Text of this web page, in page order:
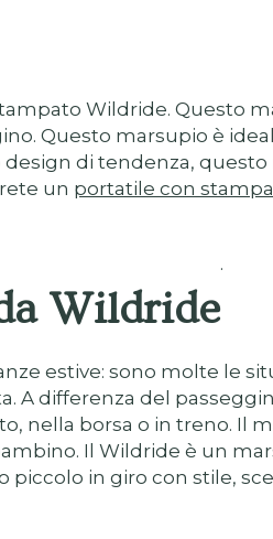
Wildride. Questo
Questo marsupio è
di tendenza,
un portatile con
Wildride
.
estive: sono molte le
A differenza del
nella borsa o in treno. Il
Il Wildride è un
piccolo in giro con stile,